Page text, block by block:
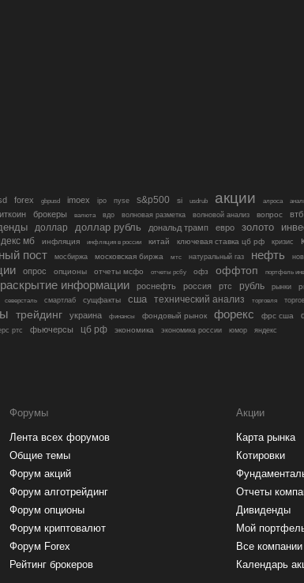
forex gbpusd imoex ipo nyse s&p500 si usdrub акции алроса
брокеры валюта вдо волновая разметка волновой анализ вопрос втб
доллар доллар рубль дональд трамп евро золото
мб инфляция инфляция в россии китай ключевая ставка цб рф кризис
пост мосбиржа московская биржа мтс натуральный газ нефть
опрос опционы отчеты мсфо отчеты рсбу офз оффтоп портфель
раскрытие информации роснефть россия ртс рубль рынки
северсталь смартлаб сущфакты сша технический анализ торговля
трейдинг украина финансы фондовый рынок форекс фрс сша
ртс фьючерсы цб рф экономика экономика россии юмор яндекс
Форумы
Лента всех форумов
Общие темы
Форум акций
Форум алготрейдинг
Форум опционы
Форум криптовалют
Форум Forex
Рейтинг брокеров
Акции
Карта рынка
Котировки
Отчеты
Дивиденды
Мой
Все компании
Календарь